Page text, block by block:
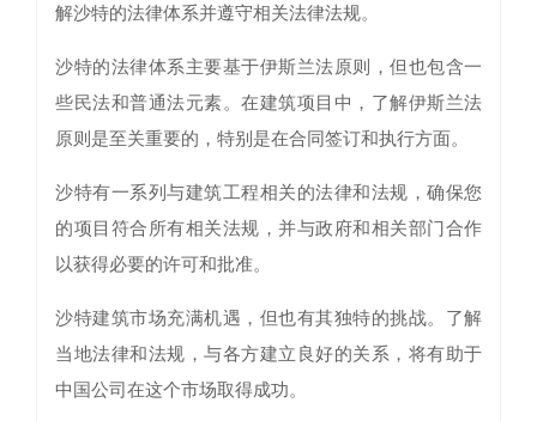
解沙特的法律体系并遵守相关法律法规。
沙特的法律体系主要基于伊斯兰法原则，但也包含一
些民法和普通法元素。在建筑项目中，了解伊斯兰法
原则是至关重要的，特别是在合同签订和执行方面。
沙特有一系列与建筑工程相关的法律和法规，确保您
的项目符合所有相关法规，并与政府和相关部门合作
以获得必要的许可和批准。
沙特建筑市场充满机遇，但也有其独特的挑战。了解
当地法律和法规，与各方建立良好的关系，将有助于
中国公司在这个市场取得成功。